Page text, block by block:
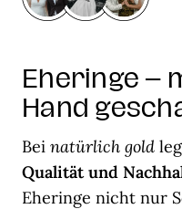
Eheringe –
Hand
Bei natürlich gold
Qualität und
Eheringe nicht nur